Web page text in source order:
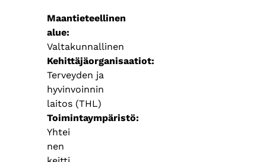
Maantieteellinen
alue
Valtakunnallinen
Kehittäjäorganisaatiot
Terveyden ja
hyvinvoinnin
laitos (THL)
Toimintaympäristö
Yhtei
nen